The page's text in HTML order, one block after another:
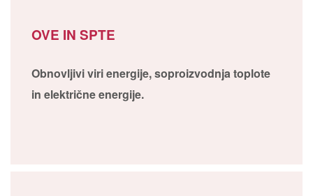
OVE IN SPTE
Obnovljivi viri energije, soproizvodnja toplote
in električne energije.